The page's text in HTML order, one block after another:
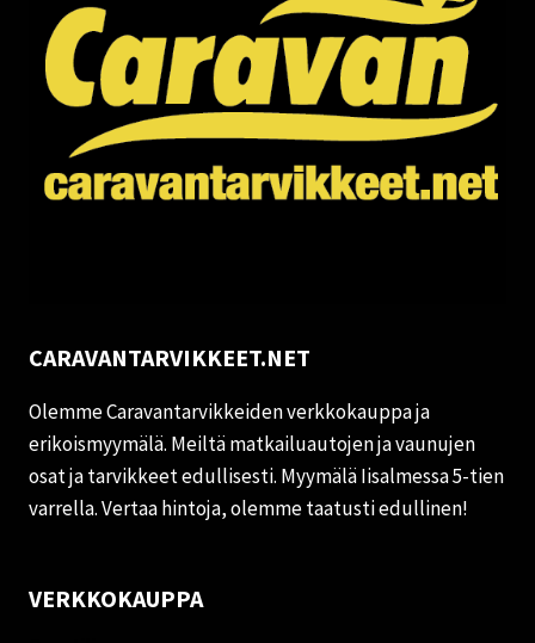
CARAVANTARVIKKEET.NET
Olemme Caravantarvikkeiden verkkokauppa ja
erikoismyymälä. Meiltä matkailuautojen ja vaunujen
osat ja tarvikkeet edullisesti. Myymälä Iisalmessa 5-tien
varrella. Vertaa hintoja, olemme taatusti edullinen!
VERKKOKAUPPA